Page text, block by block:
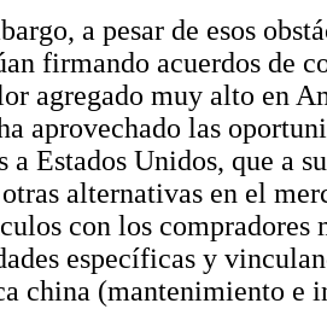
a pesar de esos
firmando acuerdos de
agregado muy alto en
aprovechado las
a Estados Unidos, que a
alternativas en el
con los
específicas y
china (mantenimiento e